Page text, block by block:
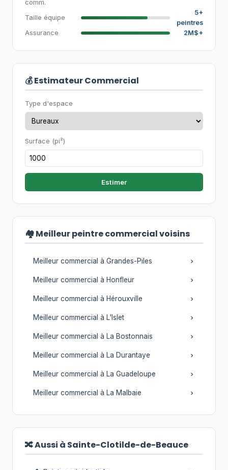
comm.
Taille équipe
5+
peintres
Assurance
2M$+
💰 Estimateur Commercial
Type d'espace
Surface (pi²)
Estimer
🏘️ Meilleur peintre commercial voisins
Meilleur commercial à Grandes-Piles
Meilleur commercial à Honfleur
Meilleur commercial à Hérouxville
Meilleur commercial à L'Islet
Meilleur commercial à La Bostonnais
Meilleur commercial à La Durantaye
Meilleur commercial à La Guadeloupe
Meilleur commercial à La Malbaie
🔀 Aussi à Sainte-Clotilde-de-Beauce